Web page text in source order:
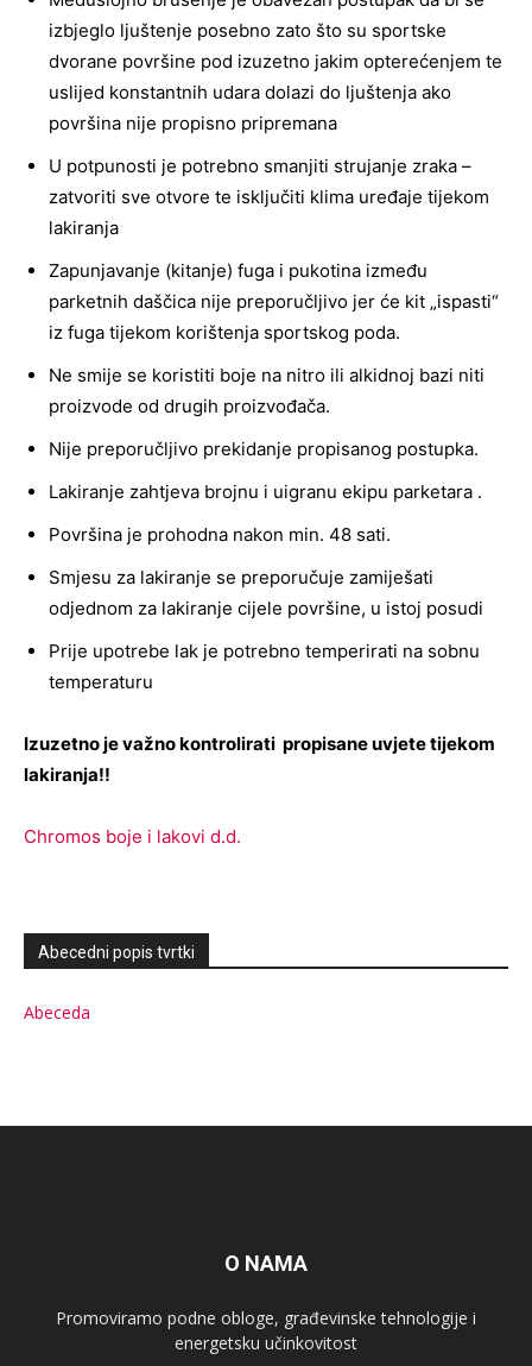
izbjeglo ljuštenje posebno zato što su sportske
dvorane površine pod izuzetno jakim opterećenjem te
uslijed konstantnih udara dolazi do ljuštenja ako
površina nije propisno pripremana
U potpunosti je potrebno smanjiti strujanje zraka –
zatvoriti sve otvore te isključiti klima uređaje tijekom
lakiranja
Zapunjavanje (kitanje) fuga i pukotina između
parketnih daščica nije preporučljivo jer će kit „ispasti“
iz fuga tijekom korištenja sportskog poda.
Ne smije se koristiti boje na nitro ili alkidnoj bazi niti
proizvode od drugih proizvođača.
Nije preporučljivo prekidanje propisanog postupka.
Lakiranje zahtjeva brojnu i uigranu ekipu parketara .
Površina je prohodna nakon min. 48 sati.
Smjesu za lakiranje se preporučuje zamiješati
odjednom za lakiranje cijele površine, u istoj posudi
Prije upotrebe lak je potrebno temperirati na sobnu
temperaturu
Izuzetno je važno kontrolirati propisane uvjete tijekom
lakiranja!!
Chromos boje i lakovi d.d.
Abecedni popis tvrtki
Abeceda
O NAMA
Promoviramo podne obloge, građevinske tehnologije i
energetsku učinkovitost